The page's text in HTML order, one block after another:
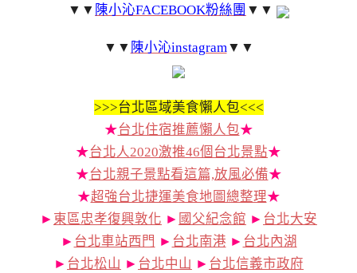
▼▼ 陳小沁FACEBOOK粉絲團 ▼▼
▼▼ 陳小沁instagram▼▼
>>>台北區域美食懶人包<<<
★台北住宿推薦懶人包★
★台北人2020激推46個台北景點★
★台北親子景點看這篇,放風必備★
★超強台北捷運美食地圖總整理★
► 東區忠孝復興敦化 ► 國父紀念館 ► 台北大安
► 台北車站西門 ► 台北南港 ► 台北內湖
► 台北松山 ► 台北中山 ► 台北信義市政府